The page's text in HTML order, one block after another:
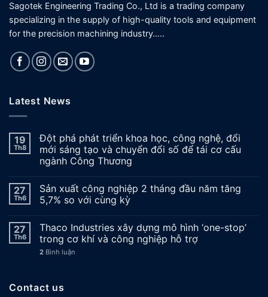
Sagotek Engineering Trading Co., Ltd is a trading company
specializing in the supply of high-quality tools and equipment
for the precision machining industry…..
Latest News
19
Th8
Đột phá phát triển khoa học, công nghệ, đổi
mới sáng tạo và chuyển đổi số để tái cơ cấu
ngành Công Thương
27
Th6
Sản xuất công nghiệp 2 tháng đầu năm tăng
5,7% so với cùng kỳ
27
Th6
Thaco Industries xây dựng mô hình ‘one-stop’
trong cơ khí và công nghiệp hỗ trợ
2 Bình luận
Contact us